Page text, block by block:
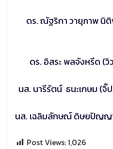
ดร. ณัฐริกา วายุภาพ
ดร. อิสระ พลจัง
นส. นารีรัตน์ ธนะเก
นส. เฉลิมลักษณ์ ดิษยปัญ
Post Views:1,026